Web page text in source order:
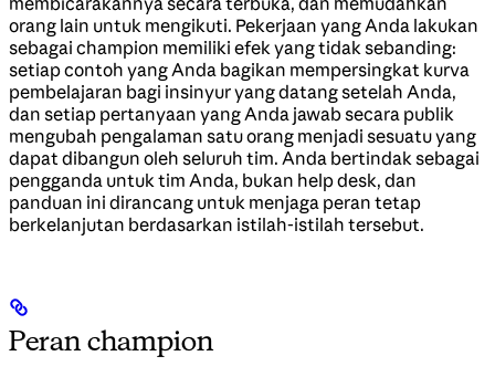
orang lain untuk mengikuti. Pekerjaan yang Anda lakukan
sebagai champion memiliki efek yang tidak sebanding:
setiap contoh yang Anda bagikan mempersingkat kurva
pembelajaran bagi insinyur yang datang setelah Anda,
dan setiap pertanyaan yang Anda jawab secara publik
mengubah pengalaman satu orang menjadi sesuatu yang
dapat dibangun oleh seluruh tim. Anda bertindak sebagai
pengganda untuk tim Anda, bukan help desk, dan
panduan ini dirancang untuk menjaga peran tetap
berkelanjutan berdasarkan istilah-istilah tersebut.
Peran champion